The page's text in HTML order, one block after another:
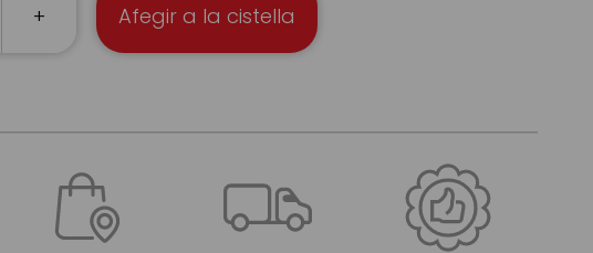
+ Afegir a la cistella